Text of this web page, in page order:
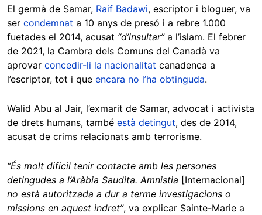
El germà de Samar, Raif Badawi, escriptor i bloguer, va
ser condemnat a 10 anys de presó i a rebre 1.000
fuetades el 2014, acusat “d’insultar”a l’islam. El febrer
de 2021, la Cambra dels Comuns del Canadà va
aprovar concedir-li la nacionalitat canadenca a
l’escriptor, tot i que encara no l’ha obtinguda.
Walid Abu al Jair, l’exmarit de Samar, advocat i activista
de drets humans, també està detingut, des de 2014,
acusat de crims relacionats amb terrorisme.
“És molt difícil tenir contacte amb les persones
detingudes a l’Aràbia Saudita. Amnistia [Internacional]
no està autoritzada a dur a terme investigacions o
missions en aquest indret”, va explicar Sainte-Marie a